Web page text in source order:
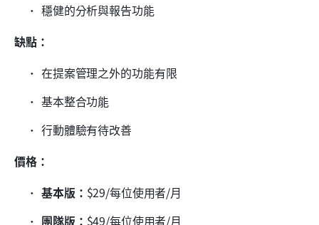
穩健的分析與報告功能
缺點：
在提案管理之外的功能有限
基本整合功能
行動體驗有待改善
價格：
基本版： $29/每位使用者/月
團隊版： $49/每位使用者/月